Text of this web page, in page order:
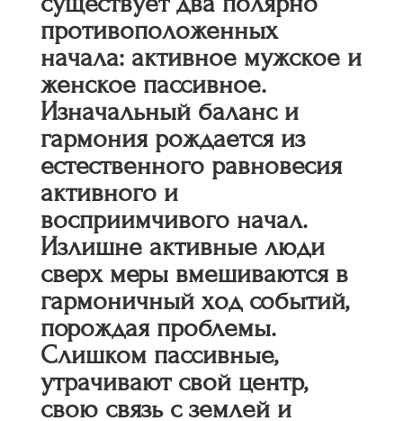
противоположенных
начала: активное мужское и
женское пассивное.
Изначальный баланс и
гармония рождается из
естественного равновесия
активного и
восприимчивого начал.
Излишне активные люди
сверх меры вмешиваются в
гармоничный ход событий,
порождая проблемы.
Слишком пассивные,
утрачивают свой центр,
свою связь с землей и